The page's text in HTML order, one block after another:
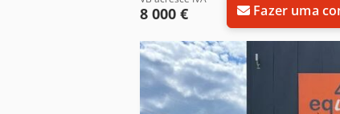
8 000 € Fazer uma